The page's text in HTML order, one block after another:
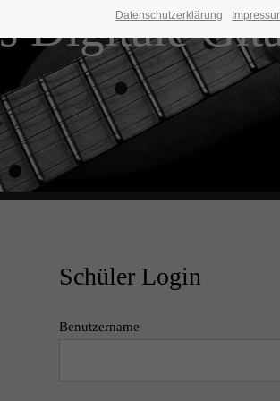
Digitale
Schüler Login
Benutzername
Datenschutzerklärung